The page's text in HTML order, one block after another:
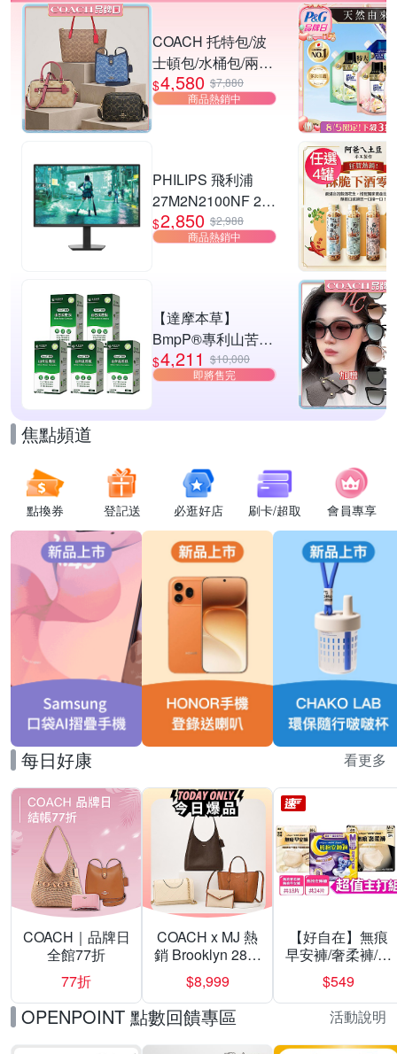
COACH 托特包/波
士頓包/水桶包/兩用
包 均一價
$4,580 $7,880
商品熱銷中
PHILIPS 飛利浦
27M2N2100NF 27
型 IPS FHD 144Hz
電競螢幕
$2,850 $2,988
商品熱銷中
【達摩本草】
BmpP®專利山苦瓜
胜肽x5盒(90顆/盒、
共450顆)
$4,211 $10,000
即將售完
焦點頻道
點換券 登記送 必逛好店 刷卡/超取 會員專享
每日好康 看更多
COACH｜品牌日
全館77折
77折
COACH x MJ 熱
銷 Brooklyn 28／
兩用／斜背包均
一價-多款可選
$8,999
【好自在】無痕
早安褲/奢柔褲/熊
抱安睡褲 超值組
任選一組 -生理
褲/衛生棉褲(無痕
褲18片、安睡褲
24片)
$549
OPENPOINT 點數回饋專區 活動說明